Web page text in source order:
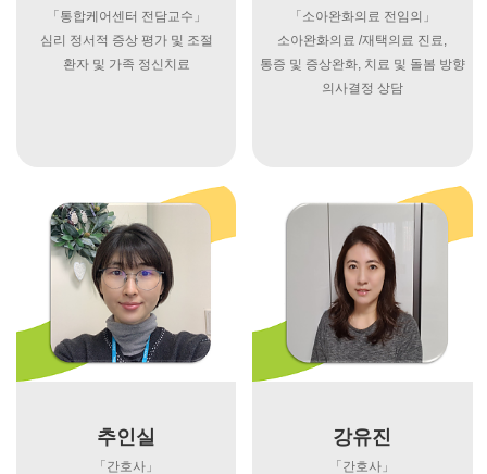
「통합케어센터 전담교수」
심리 정서적 증상 평가 및 조절
환자 및 가족 정신치료
「소아완화의료 전임의」
소아완화의료 /재택의료 진료,
통증 및 증상완화, 치료 및 돌봄 방향
의사결정 상담
추인실
「간호사」
강유진
「간호사」